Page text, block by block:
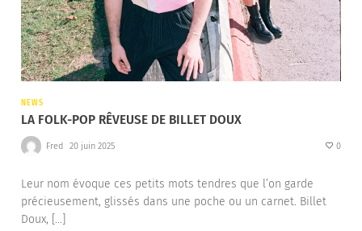
NEWS
LA FOLK-POP RÊVEUSE DE BILLET DOUX
Fred 20 juin 2025 0
Leur nom évoque ces petits mots tendres que l’on garde
précieusement, glissés dans une poche ou un carnet. Billet
Doux, […]